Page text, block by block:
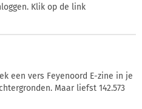
Klik op de link
een vers Feyenoord E-zine in je
Maar liefst 142.573